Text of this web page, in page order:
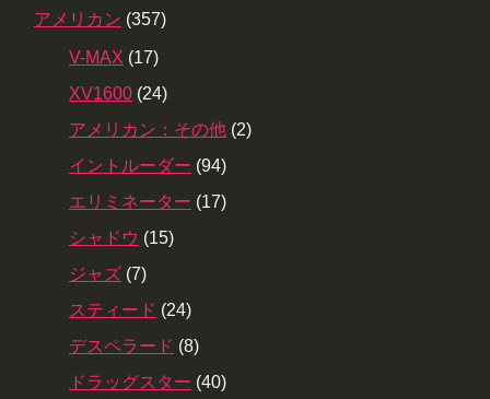
アメリカン (357)
V-MAX (17)
XV1600 (24)
アメリカン：その他 (2)
イントルーダー (94)
エリミネーター (17)
シャドウ (15)
ジャズ (7)
スティード (24)
デスペラード (8)
ドラッグスター (40)